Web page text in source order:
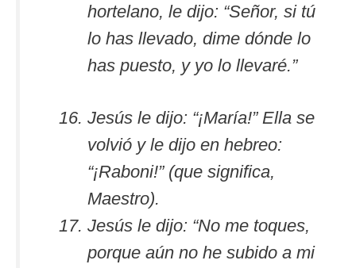
hortelano, le dijo: “Señor, si tú
lo has llevado, dime dónde lo
has puesto, y yo lo llevaré.”
Jesús le dijo: “¡María!” Ella se
volvió y le dijo en hebreo:
“¡Raboni!” (que significa,
Maestro).
Jesús le dijo: “No me toques,
porque aún no he subido a mi